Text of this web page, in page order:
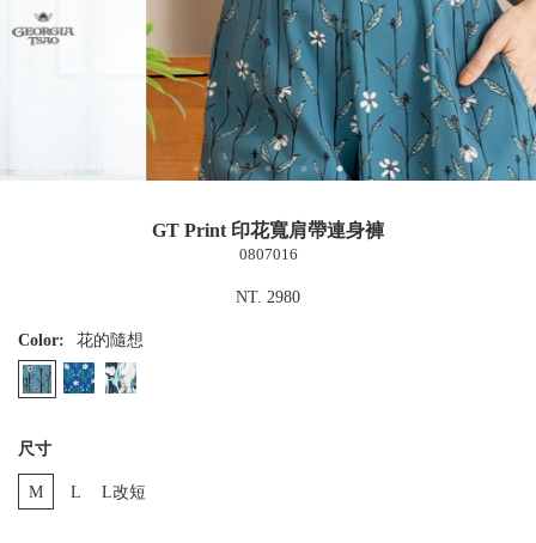
GT Print 印花寬肩帶連身褲
0807016
NT. 2980
Color: 花的隨想
尺寸
M L L改短